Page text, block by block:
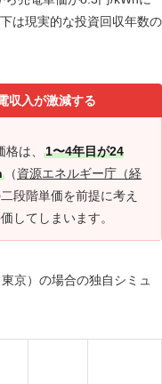
は現実的な投資回収年数の
収入が激減する
は、
1〜4年目が24
（資源エネルギー庁（経
段階単価を前提に考え
してしまいます。
京）の場合の独自シミュ